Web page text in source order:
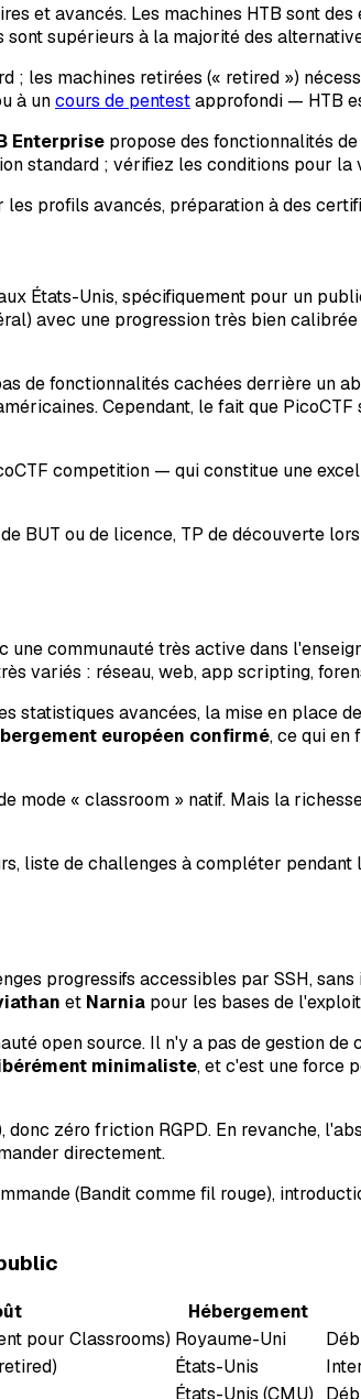
et avancés. Les machines HTB sont
supérieurs à la majorité des
les machines retirées (« retired »)
à uncours de pentestapprofondi — HTB
Enterprise propose des fonctionnalités
standard ; vérifiez les conditions pour
profils avancés, préparation à des
États-Unis, spécifiquement pour un
avec une progression très bien
de fonctionnalités cachées derrière un
Cependant, le fait que
competition — qui constitue une
BUT ou de licence, TP de découverte
une communauté très active dans
variés : réseau, web, app scripting,
statistiques avancées, la mise en place
européen confirmé, ce qui en
mode « classroom » natif. Mais la
liste de challenges à compléter
progressifs accessibles par SSH,
et Narnia pour les bases de
open source. Il n'y a pas de gestion
minimaliste, et c'est une force
zéro friction RGPD. En revanche,
directement.
(Bandit comme fil rouge),
Hébergement
pour Classrooms) Royaume-Uni
États-Unis